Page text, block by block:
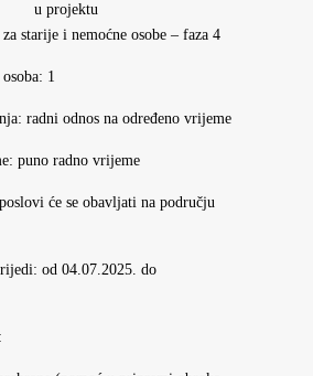
u projektu
starije i nemoćne osobe – faza 4
1
radni odnos na određeno vrijeme
puno radno vrijeme
će se obavljati na području
od 04.07.2025. do